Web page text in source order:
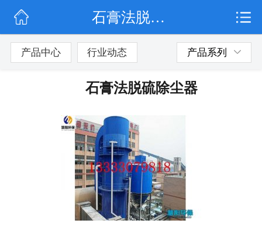
公司简介
石膏法脱硫除尘器
产品中心 行业动态 产品系列
石膏法脱硫除尘器